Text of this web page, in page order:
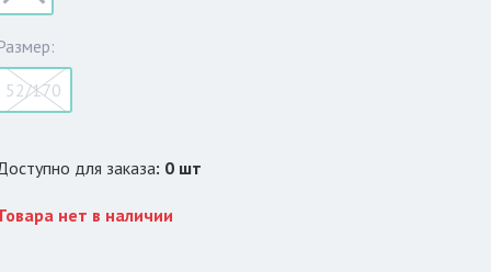
52/170
для заказа: 0 шт
нет в наличии